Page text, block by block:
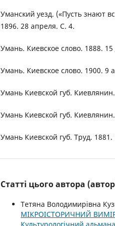
Уманский уезд. («Пусть знают
1896. 28 апреля. С. 4.
Умань. Киевское слово. 1888.
Умань. Киевское слово. 1900. 9
Умань Киевской губ.
Умань Киевской губ.
Умань Киевской губ. Труд. 1881.
Статті цього автора
Тетяна Володимирівна
МІКРОІСТОРИЧНИЙ
Культурологічний